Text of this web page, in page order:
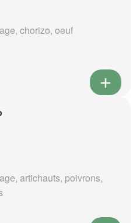
chorizo, oeuf
artichauts, poivrons,